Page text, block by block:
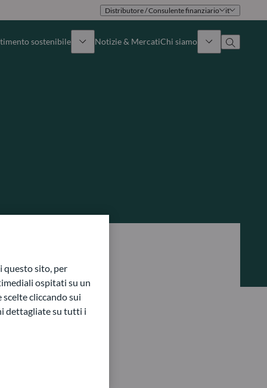
Distributore / Consulente finanziario it
sostenibile Notizie & MercatiChi siamo
Conttati
questo sito, per
ospitati su un
cliccando sui
dettagliate su tutti i